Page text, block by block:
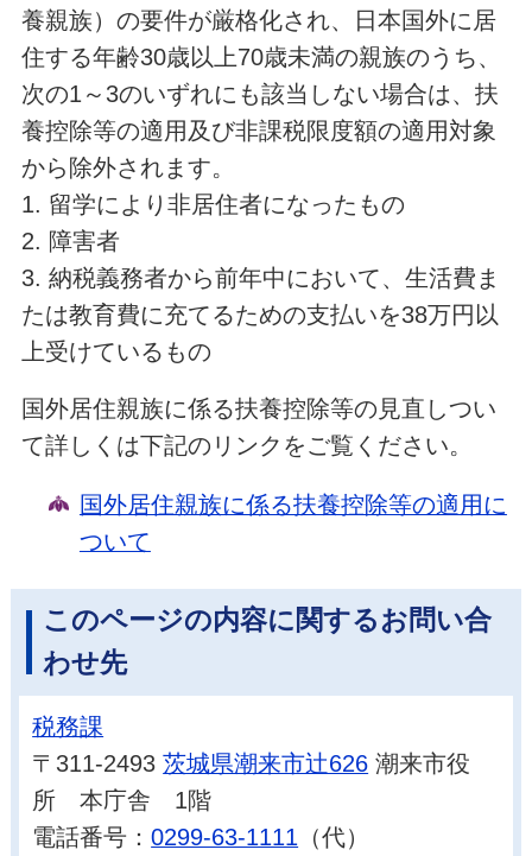
養親族）の要件が厳格化され、日本国外に居
住する年齢30歳以上70歳未満の親族のうち、
次の1～3のいずれにも該当しない場合は、扶
養控除等の適用及び非課税限度額の適用対象
から除外されます。
1. 留学により非居住者になったもの
2. 障害者
3. 納税義務者から前年中において、生活費ま
たは教育費に充てるための支払いを38万円以
上受けているもの
国外居住親族に係る扶養控除等の見直しつい
て詳しくは下記のリンクをご覧ください。
国外居住親族に係る扶養控除等の適用に
ついて
このページの内容に関するお問い合
わせ先
税務課
〒311-2493茨城県潮来市辻626 潮来市役
所 本庁舎 1階
電話番号：0299-63-1111 （代）